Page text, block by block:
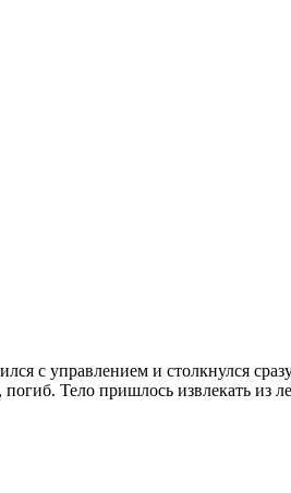
с управлением и столкнулся
Тело пришлось извлекать из